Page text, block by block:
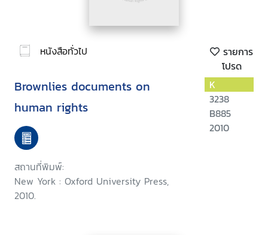
หนังสือทั่วไป
รายการ
โปรด
Brownlies documents on
human rights
สถานที่พิมพ์:
New York : Oxford University Press,
2010.
K
3238
B885
2010